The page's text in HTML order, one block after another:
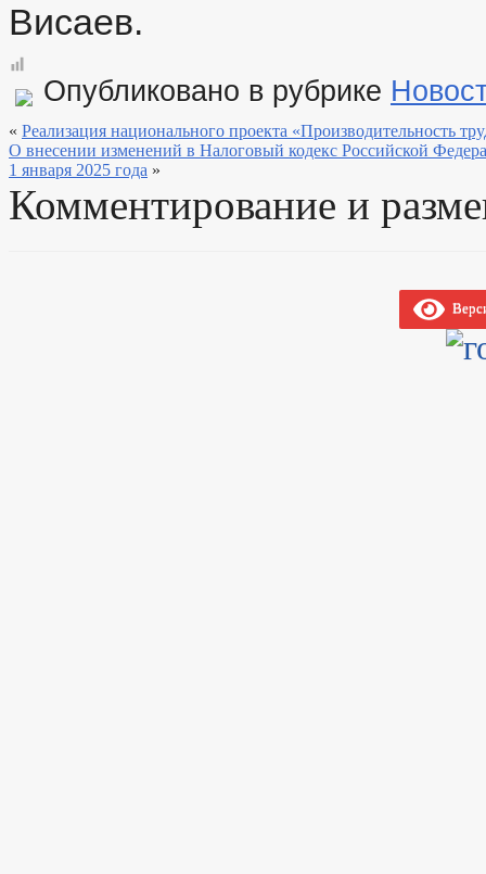
Висаев.
Опубликовано в рубрике
« Реализация национального проекта «Производительность
О внесении изменений в Налоговый кодекс Российской
1 января 2025 года »
Комментирование и